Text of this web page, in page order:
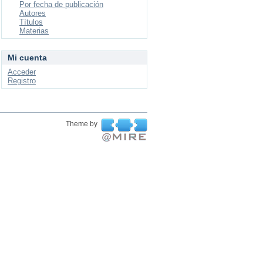
Por fecha de publicación
Autores
Títulos
Materias
Mi cuenta
Acceder
Registro
Theme by